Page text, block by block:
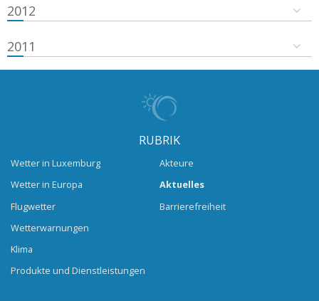
2012
2011
RUBRIK
Wetter in Luxemburg
Wetter in Europa
Flugwetter
Wetterwarnungen
Klima
Produkte und Dienstleistungen
Akteure
Aktuelles
Barrierefreiheit